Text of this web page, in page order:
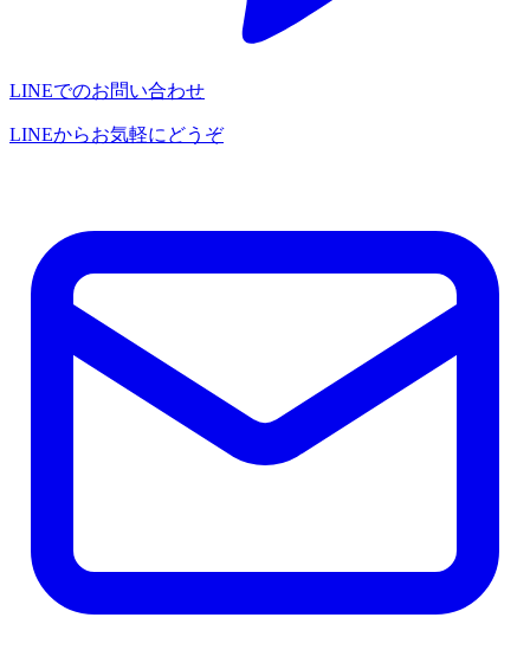
LINEでのお問い合わせ
LINEからお気軽にどうぞ